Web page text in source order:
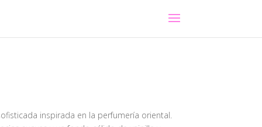
inspirada en la perfumería oriental.